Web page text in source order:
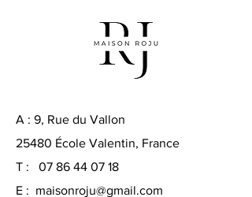
A : 9, Rue du Vallon
25480 École Valentin, France
T : 07 86 44 07 18
E : maisonroju@gmail.com